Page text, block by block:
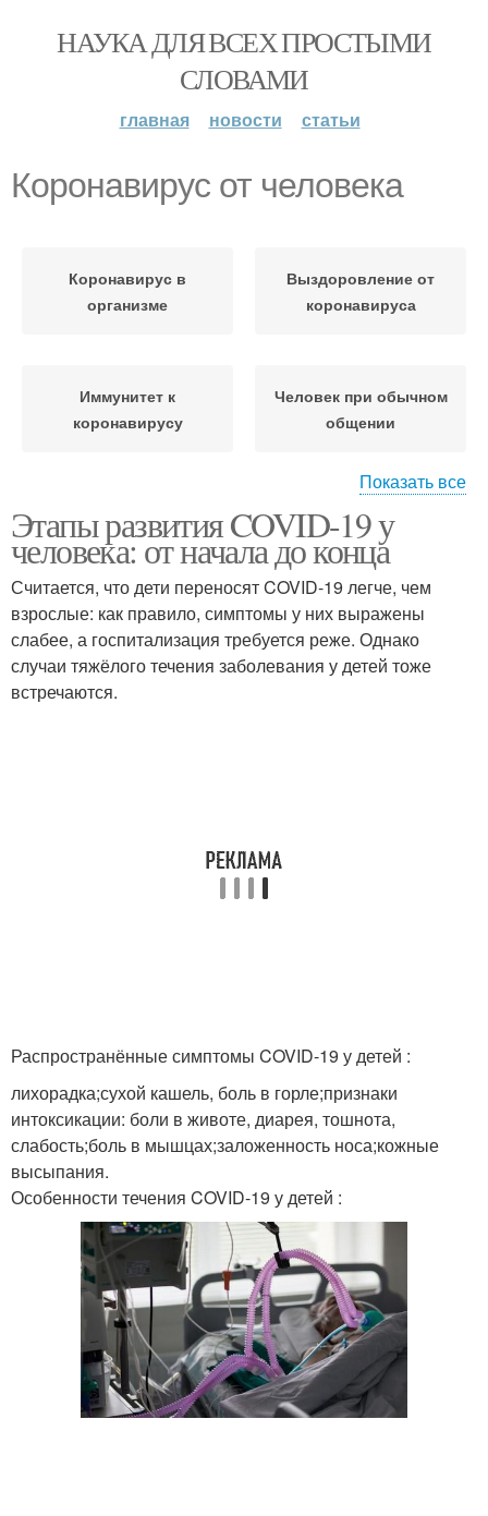
НАУКА ДЛЯ ВСЕХ ПРОСТЫМИ
СЛОВАМИ
главная новости статьи
Коронавирус от человека
Коронавирус в
организме
Выздоровление от
коронавируса
Иммунитет к
коронавирусу
Человек при обычном
общении
контакта
Человек без маски
Новый коронавирус Новые коронавирусы
Показать все
Этапы развития COVID-19 у
человека: от начала до конца
Считается, что дети переносят COVID-19 легче, чем
взрослые: как правило, симптомы у них выражены
слабее, а госпитализация требуется реже. Однако
случаи тяжёлого течения заболевания у детей тоже
встречаются.
Распространённые симптомы COVID-19 у детей :
лихорадка;сухой кашель, боль в горле;признаки
интоксикации: боли в животе, диарея, тошнота,
слабость;боль в мышцах;заложенность носа;кожные
высыпания.
Особенности течения COVID-19 у детей :